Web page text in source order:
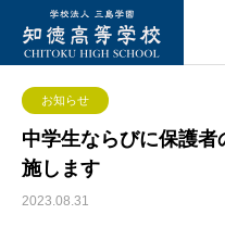
お知らせ
中学生ならびに保護
施します
2023.08.31